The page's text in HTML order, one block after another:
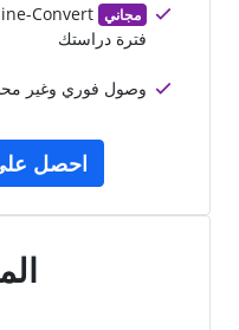
مجاني
فترة دراستك
وصول فوري وغير
احصل